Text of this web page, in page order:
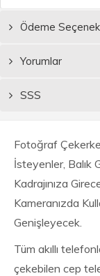
Ödeme
Yorumlar
SSS
Fotoğraf
İsteyenler, Balık
Kadrajınıza
Kameranızda
Genişleyecek.
Tüm akıllı
çekebilen cep